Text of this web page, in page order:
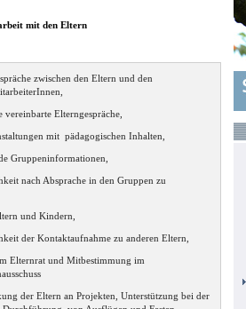
mit den Eltern
zwischen den Eltern und den
Elterngespräche,
mit pädagogischen Inhalten,
Gruppeninformationen,
nach Absprache in den Gruppen zu
und Kindern,
der Kontaktaufnahme zu anderen Eltern,
Elternrat und Mitbestimmung im
der Eltern an Projekten, Unterstützung bei der